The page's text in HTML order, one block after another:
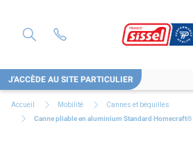
J'ACCÈDE AU SITE PARTICULIER
Accueil Mobilité
Cannes et béquilles
Canne pliable en aluminium Standard Homecraft®